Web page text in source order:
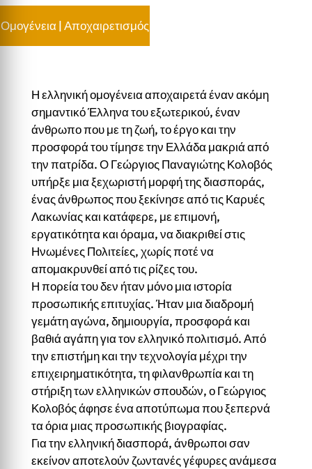
Ομογένεια|Αποχαιρετισμός
Η ελληνική ομογένεια αποχαιρετά έναν ακόμη
σημαντικό Έλληνα του εξωτερικού, έναν
άνθρωπο που με τη ζωή, το έργο και την
προσφορά του τίμησε την Ελλάδα μακριά από
την πατρίδα. Ο Γεώργιος Παναγιώτης Κολοβός
υπήρξε μια ξεχωριστή μορφή της διασποράς,
ένας άνθρωπος που ξεκίνησε από τις Καρυές
Λακωνίας και κατάφερε, με επιμονή,
εργατικότητα και όραμα, να διακριθεί στις
Ηνωμένες Πολιτείες, χωρίς ποτέ να
απομακρυνθεί από τις ρίζες του.
Η πορεία του δεν ήταν μόνο μια ιστορία
προσωπικής επιτυχίας. Ήταν μια διαδρομή
γεμάτη αγώνα, δημιουργία, προσφορά και
βαθιά αγάπη για τον ελληνικό πολιτισμό. Από
την επιστήμη και την τεχνολογία μέχρι την
επιχειρηματικότητα, τη φιλανθρωπία και τη
στήριξη των ελληνικών σπουδών, ο Γεώργιος
Κολοβός άφησε ένα αποτύπωμα που ξεπερνά
τα όρια μιας προσωπικής βιογραφίας.
Για την ελληνική διασπορά, άνθρωποι σαν
εκείνον αποτελούν ζωντανές γέφυρες ανάμεσα